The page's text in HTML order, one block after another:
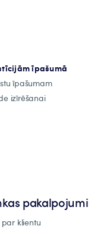
īpašumā
īpašumam
izīrēšanai
pakalpojumi
par klientu